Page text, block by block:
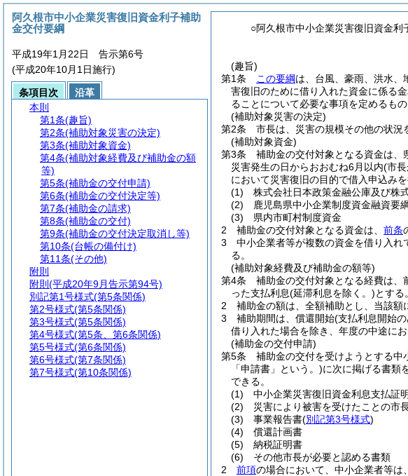
○阿久根市中小企業災害復旧資金利
(趣旨)
第1条
この要綱は、台風、豪雨、洪水、
害復旧のために借り入れた資金に係る
ることについて必要な事項を定めるもの
(補助対象災害の決定)
第2条
市長は、災害の規模その他の状況
(補助対象資金)
第3条
補助金の交付対象となる資金は、
災害発生の日からおおむね6月以内(市
において災害復旧の目的で借入申込み
(1)
株式会社日本政策金融公庫及び株
(2)
鹿児島県中小企業制度資金融資要綱
(3)
県内市町村制度資金
2
補助金の交付対象となる資金は、 前条
3
中小企業者等が複数の資金を借り入
る。
(補助対象経費及び補助金の額等)
第4条
補助金の交付対象となる経費は
った支払利息(延滞利息を除く。)とする。
2
補助金の額は、全額補助とし、当該額
3
補助期間は、償還開始(支払利息開始
借り入れた場合を除き、年度の中途に
(補助金の交付申請)
第5条
補助金の交付を受けようとする
「申請書」という。)に次に掲げる書類
できる。
(1)
中小企業災害復旧資金利息支払証
(2)
災害により被害を受けたことの市
(3)
事業報告書(別記第3号様式)
(4)
償還計画書
(5)
納税証明書
(6)
その他市長が必要と認める書類
2
前項の場合において、中小企業者等は
阿久根市中小企業災害復旧資金利子補助
金交付要綱
平成19年1月22日 告示第6号
(平成20年10月1日施行)
条項目次
沿革
本則
第1条(趣旨)
第2条(補助対象災害の決定)
第3条(補助対象資金)
第4条(補助対象経費及び補助金の額
等)
第5条(補助金の交付申請)
第6条(補助金の交付決定等)
第7条(補助金の請求)
第8条(補助金の交付)
第9条(補助金の交付決定取消し等)
第10条(台帳の備付け)
第11条(その他)
附則
附則 (平成20年9月告示第94号)
別記第1号様式(第5条関係)
第2号様式(第5条関係)
第3号様式(第5条関係)
第4号様式(第5条、第6条関係)
第5号様式(第6条関係)
第6号様式(第7条関係)
第7号様式(第10条関係)